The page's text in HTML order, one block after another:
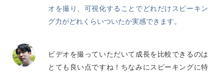
オを撮り、可視化することでどれだけスピーキン
グ力がどれくらいついたか実感できます。
ビデオを撮っていただいて成長を比較できるのは
とても良い点ですね！ちなみにスピーキングに特